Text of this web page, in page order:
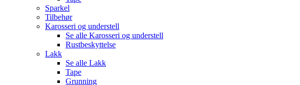
Sparkel
Tilbehør
Karosseri og understell
Se alle Karosseri og understell
Rustbeskyttelse
Lakk
Se alle Lakk
Tape
Grunning